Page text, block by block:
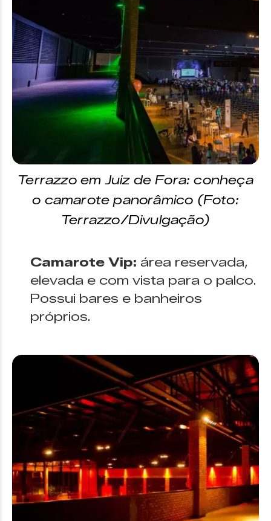
Terrazzo em Juiz de Fora: conheça
o camarote panorâmico (Foto:
Terrazzo/Divulgação)
Camarote Vip: área reservada,
elevada e com vista para o palco.
Possui bares e banheiros
próprios.